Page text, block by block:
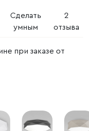
Сделать
умным
2
отзыва
при заказе от